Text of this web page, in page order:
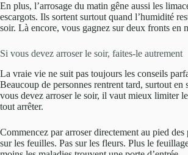
En plus, l’arrosage du matin gêne aussi les
escargots. Ils sortent surtout quand l’humidité
soir. Là encore, vous gagnez sur deux fronts en
Si vous devez arroser le soir, faites-le autrement
La vraie vie ne suit pas toujours les conseils
Beaucoup de personnes rentrent tard, surtout en
vous devez arroser le soir, il vaut mieux limiter
tout arrêter.
Commencez par arroser directement au pied des
sur les feuilles. Pas sur les fleurs. Plus le